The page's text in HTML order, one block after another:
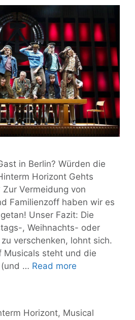
in Berlin? Würden die
Horizont Gehts
Vermeidung von
Familienzoff haben wir es
Unser Fazit: Die
, Weihnachts- oder
verschenken, lohnt sich.
Musicals steht und die
(und … Read more
Horizont, Musical